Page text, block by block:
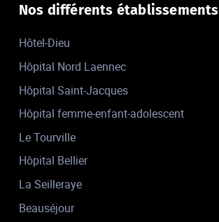
Nos différents établissements
Hôtel-Dieu
Hôpital Nord Laennec
Hôpital Saint-Jacques
Hôpital femme-enfant-adolescent
Le Tourville
Hôpital Bellier
La Seilleraye
Beauséjour